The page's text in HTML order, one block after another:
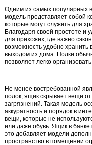
Одним из самых популярных
модель представляет собой
которые могут служить для
Благодаря своей простоте и
для прихожих, где важно
возможность удобно хранить
выходом из дома. Полки
позволяет легко
Не менее востребованной
полок, ящик скрывает вещи
загрязнений. Такая модель
аккуратность и порядок в
вещи, которые не
или даже обувь. Ящик в
это добавляет модели
пространство в помещении